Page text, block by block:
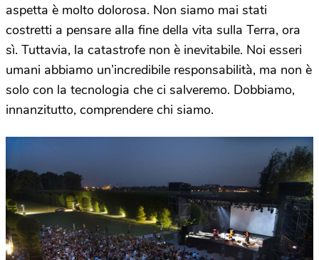
aspetta è molto dolorosa. Non siamo mai stati
costretti a pensare alla fine della vita sulla Terra, ora
sì. Tuttavia, la catastrofe non è inevitabile. Noi esseri
umani abbiamo un’incredibile responsabilità, ma non è
solo con la tecnologia che ci salveremo. Dobbiamo,
innanzitutto, comprendere chi siamo.